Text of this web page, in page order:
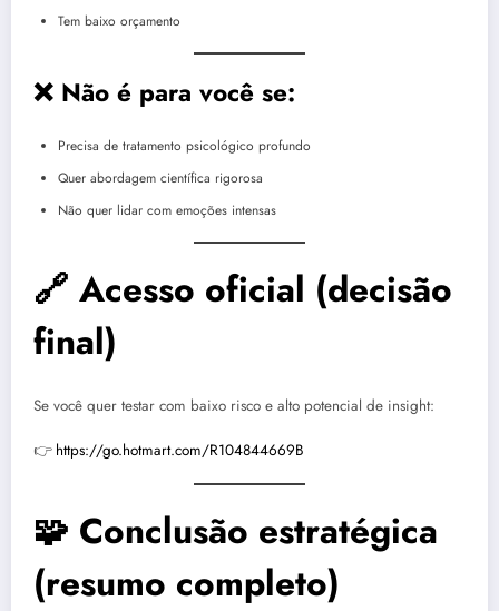
Tem baixo orçamento
❌ Não é para você se:
Precisa de tratamento psicológico profundo
Quer abordagem científica rigorosa
Não quer lidar com emoções intensas
🔗 Acesso oficial (decisão
final)
Se você quer testar com baixo risco e alto potencial de insight:
👉 https://go.hotmart.com/R104844669B
🧩 Conclusão estratégica
(resumo completo)